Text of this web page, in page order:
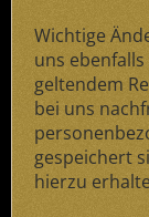
Wichtige
uns
geltendem
bei uns
gespeichert
hierzu